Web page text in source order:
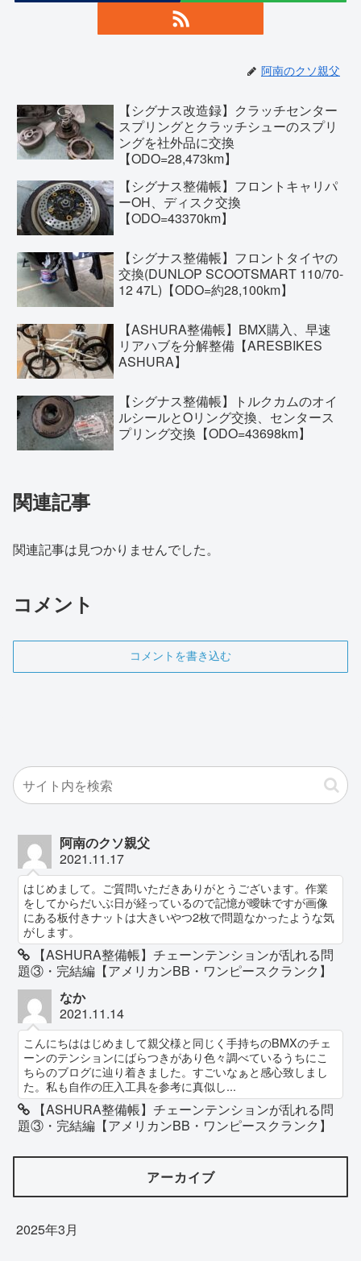
阿南のクソ親父
【シグナス改造録】クラッチセンター
スプリングとクラッチシューのスプリ
ングを社外品に交換
【ODO=28,473km】
【シグナス整備帳】フロントキャリパ
ーOH、ディスク交換
【ODO=43370km】
【シグナス整備帳】フロントタイヤの
交換(DUNLOP SCOOTSMART 110/70-
12 47L)【ODO=約28,100km】
【ASHURA整備帳】BMX購入、早速
リアハブを分解整備【ARESBIKES
ASHURA】
【シグナス整備帳】トルクカムのオイ
ルシールとOリング交換、センタース
プリング交換【ODO=43698km】
関連記事
関連記事は見つかりませんでした。
コメント
コメントを書き込む
阿南のクソ親父
2021.11.17
はじめまして。ご質問いただきありがとうございます。作業
をしてからだいぶ日が経っているので記憶が曖昧ですが画像
にある板付きナットは大きいやつ2枚で問題なかったような気
がします。
【ASHURA整備帳】チェーンテンションが乱れる問
題③・完結編【アメリカンBB・ワンピースクランク】
なか
2021.11.14
こんにちははじめまして親父様と同じく手持ちのBMXのチェ
ーンのテンションにばらつきがあり色々調べているうちにこ
ちらのブログに辿り着きました。すごいなぁと感心致しまし
た。私も自作の圧入工具を参考に真似し...
【ASHURA整備帳】チェーンテンションが乱れる問
題③・完結編【アメリカンBB・ワンピースクランク】
アーカイブ
2025年3月